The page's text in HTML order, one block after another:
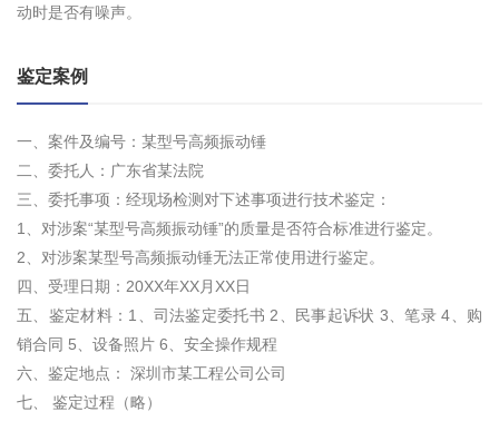
动时是否有噪声。
鉴定案例
一、案件及编号：某型号高频振动锤
二、委托人：广东省某法院
三、委托事项：经现场检测对下述事项进行技术鉴定：
1、对涉案“某型号高频振动锤”的质量是否符合标准进行鉴定。
2、对涉案某型号高频振动锤无法正常使用进行鉴定。
四、受理日期：20XX年XX月XX日
五、鉴定材料：1、司法鉴定委托书 2、民事起诉状 3、笔录 4、购
销合同 5、设备照片 6、安全操作规程
六、鉴定地点： 深圳市某工程公司公司
七、 鉴定过程（略）